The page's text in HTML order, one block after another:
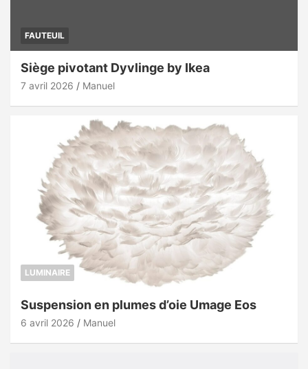
FAUTEUIL
Siège pivotant Dyvlinge by Ikea
7 avril 2026 Manuel
LUMINAIRE
Suspension en plumes d’oie Umage Eos
6 avril 2026 Manuel